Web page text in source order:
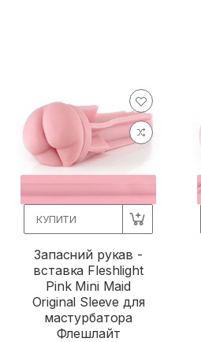
КУПИТИ
Запасний рукав -
вставка Fleshlight
Pink Mini Maid
Original Sleeve для
мастурбатора
Флешлайт